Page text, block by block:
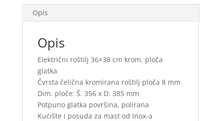
Opis
Opis
Električni roštilj 36×38 cm krom. ploča
glatka
Čvrsta čelična kromirana roštilj ploča 8 mm
Dim. ploče: Š. 356 x D. 385 mm
Potpuno glatka površina, polirana
Kućište i posuda za mast od Inox-a